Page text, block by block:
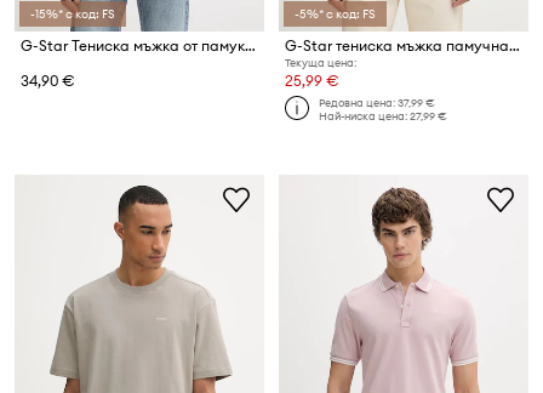
-15%* с код: FS
G-Star Тениска мъжка от памук True regular
34,90 €
-5%* с код: FS
G-Star тениска мъжка памучна Script gr
Текуща цена:
25,99 €
Редовна цена:37,99 €
Най-ниска цена:27,99 €